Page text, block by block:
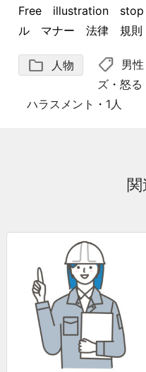
Free illustration stop
ル マナー 法律 規
folder 人物 shoppingmode 男性
ズ ・怒る
ハラスメント ・ 1人